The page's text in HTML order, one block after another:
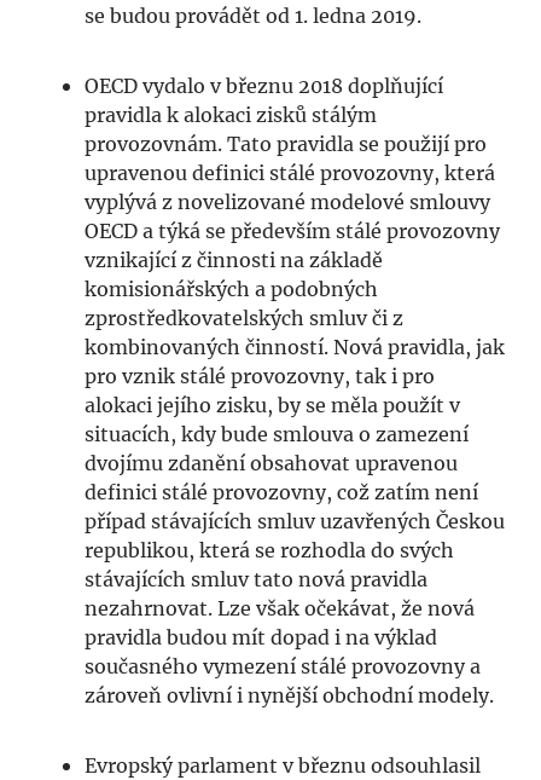
se budou provádět od 1. ledna 2019.
OECD vydalo v březnu 2018 doplňující
pravidla k alokaci zisků stálým
provozovnám. Tato pravidla se použijí pro
upravenou definici stálé provozovny, která
vyplývá z novelizované modelové smlouvy
OECD a týká se především stálé provozovny
vznikající z činnosti na základě
komisionářských a podobných
zprostředkovatelských smluv či z
kombinovaných činností. Nová pravidla, jak
pro vznik stálé provozovny, tak i pro
alokaci jejího zisku, by se měla použít v
situacích, kdy bude smlouva o zamezení
dvojímu zdanění obsahovat upravenou
definici stálé provozovny, což zatím není
případ stávajících smluv uzavřených Českou
republikou, která se rozhodla do svých
stávajících smluv tato nová pravidla
nezahrnovat. Lze však očekávat, že nová
pravidla budou mít dopad i na výklad
současného vymezení stálé provozovny a
zároveň ovlivní i nynější obchodní modely.
Evropský parlament v březnu odsouhlasil